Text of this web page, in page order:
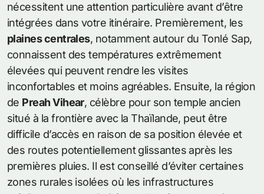
nécessitent une attention particulière avant d’être
intégrées dans votre itinéraire. Premièrement, les
plaines centrales, notamment autour du Tonlé Sap,
connaissent des températures extrêmement
élevées qui peuvent rendre les visites
inconfortables et moins agréables. Ensuite, la région
de Preah Vihear, célèbre pour son temple ancien
situé à la frontière avec la Thaïlande, peut être
difficile d’accès en raison de sa position élevée et
des routes potentiellement glissantes après les
premières pluies. Il est conseillé d’éviter certaines
zones rurales isolées où les infrastructures